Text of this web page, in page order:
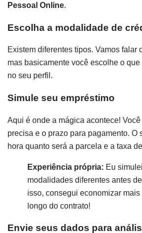
Pessoal Online.
Escolha a modalidade de
Existem diferentes tipos. Vamos falar
mas basicamente você escolhe o
no seu perfil.
Simule seu empréstimo
Aqui é onde a mágica acontece!
precisa e o prazo para pagamento. O
hora quanto será a parcela e a taxa
Experiência própria: Eu
modalidades diferentes antes
isso, consegui economizar
longo do contrato!
Envie seus dados para